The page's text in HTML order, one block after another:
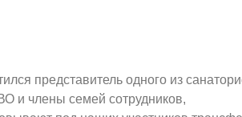
представитель одного из
и члены семей сотрудников,